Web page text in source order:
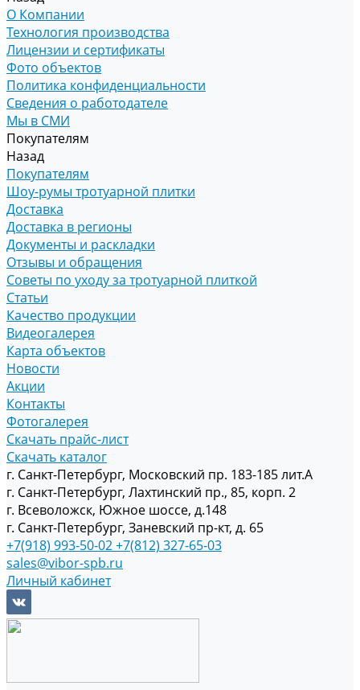
О Компании
Технология производства
Лицензии и сертификаты
Фото объектов
Политика конфиденциальности
Сведения о работодателе
Мы в СМИ
Покупателям
Назад
Покупателям
Шоу-румы тротуарной плитки
Доставка
Доставка в регионы
Документы и раскладки
Отзывы и обращения
Советы по уходу за тротуарной плиткой
Статьи
Качество продукции
Видеогалерея
Карта объектов
Новости
Акции
Контакты
Фотогалерея
Скачать прайс-лист
Скачать каталог
г. Санкт-Петербург, Московский пр. 183-185 лит.А
г. Санкт-Петербург, Лахтинский пр., 85, корп. 2
г. Всеволожск, Южное шоссе, д.148
г. Санкт-Петербург, Заневский пр-кт, д. 65
+7(918) 993-50-02+7(812) 327-65-03
sales@vibor-spb.ru
Личный кабинет